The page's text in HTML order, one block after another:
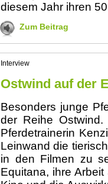
diesem Jahr ihren
Zum Beitrag
Interview
Ostwind auf der
Besonders junge
der Reihe
Pferdetrainerin
Leinwand die
in den Filmen zu
Equitana, ihre